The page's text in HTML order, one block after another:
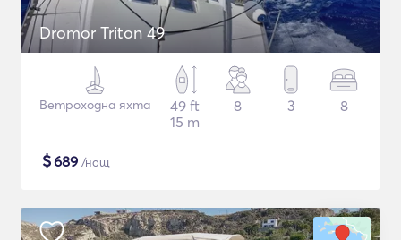
Dromor Triton 49
Ветроходна яхта
49 ft
15 m
8 3 8
$689 /нощ